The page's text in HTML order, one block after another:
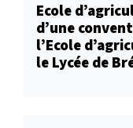
Ecole
d’une
l’Ecole
le Lycée de